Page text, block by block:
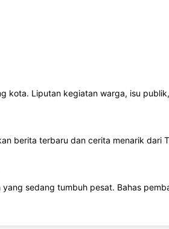
kota. Liputan kegiatan warga, isu
berita terbaru dan cerita menarik dari
yang sedang tumbuh pesat. Bahas